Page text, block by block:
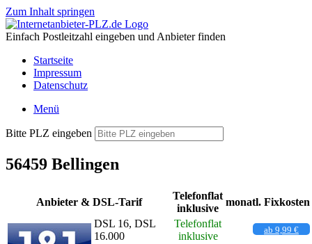
Zum Inhalt springen
Einfach Postleitzahl eingeben und Anbieter finden
Startseite
Impressum
Datenschutz
Menü
Bitte PLZ eingeben
56459 Bellingen
Anbieter & DSL-Tarif
Telefonflat
inklusive
monatl. Fixkosten
DSL 16, DSL
16.000
Telefonflat
inklusive
ab 9,99 €